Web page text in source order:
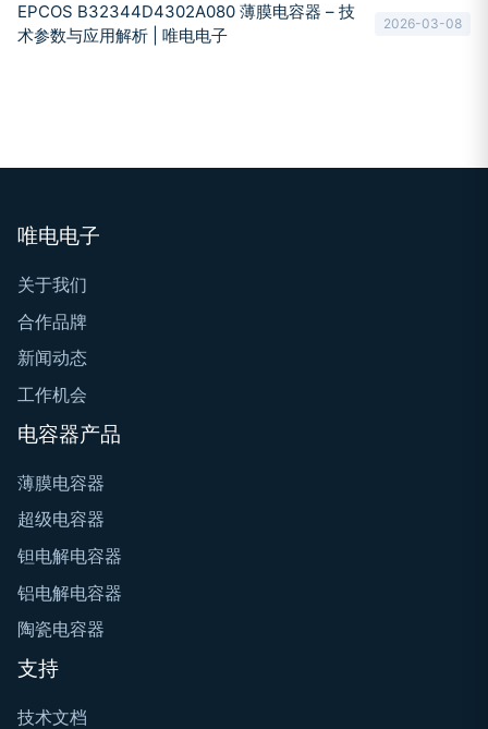
EPCOS B32344D4302A080 薄膜电容器 – 技
术参数与应用解析 | 唯电电子
2026-03-08
唯电电子
关于我们
合作品牌
新闻动态
工作机会
电容器产品
薄膜电容器
超级电容器
钽电解电容器
铝电解电容器
陶瓷电容器
支持
技术文档